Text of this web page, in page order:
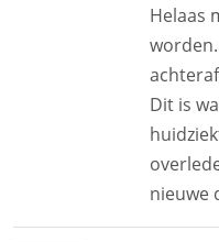
Helaas
Dit is
nieuwe